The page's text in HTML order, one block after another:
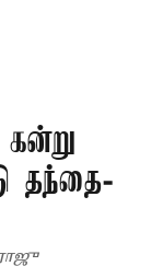
கன்று
தந்தை-